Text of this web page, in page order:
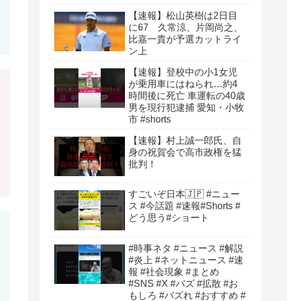
【速報】松山英樹は2日目
に67 久常涼、片岡尚之、
比嘉一貴が予選カットライ
ン上
【速報】登校中の小1女児
が乗用車にはねられ…約4
時間後に死亡 車運転の40歳
男を現行犯逮捕 愛知・小牧
市 #shorts
【速報】村上誠一郎氏、自
身の祝賀会で高市政権を猛
批判！
すごいぞ日本🇯🇵 #ニュー
ス #今話題 #速報#Shorts #
どう思う#ショート
#時事ネタ #ニュース #解説
#炎上 #ネットニュース #速
報 #社会現象 #まとめ
#SNS #X #バズ #拡散 #お
もしろ #バズれ #おすすめ #